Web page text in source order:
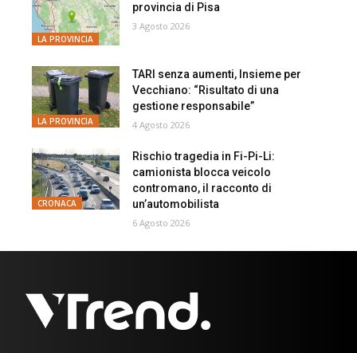
LA PROVINCIA
provincia di Pisa
3 Agosto 2026
LA PROVINCIA
TARI senza aumenti, Insieme per
Vecchiano: “Risultato di una
gestione responsabile”
4 Agosto 2026
CRONACA
Rischio tragedia in Fi-Pi-Li:
camionista blocca veicolo
contromano, il racconto di
un’automobilista
6 Agosto 2026